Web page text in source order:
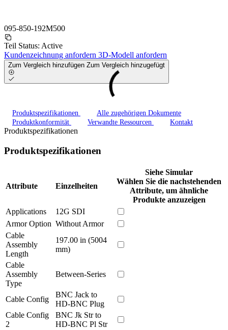
095-850-192M500
Teil Status: Active
Kundenzeichnung anfordern 3D-Modell anfordern
Zum Vergleich hinzufügen Zum Vergleich hinzugefügt
Produktspezifikationen
Alle zugehörigen Dokumente
Produktkonformität
Verwandte Ressourcen Kontakt
Produktspezifikationen
Produktspezifikationen
Attribute Einzelheiten
Siehe Simular
Wählen Sie die nachstehenden
Attribute, um ähnliche
Produkte anzuzeigen
Applications
12G SDI
Armor Option Without Armor
Cable
Assembly
Length
197.00 in (5004
mm)
Cable
Assembly
Type
Between-Series
Cable Config
BNC Jack to
HD-BNC Plug
Cable Config
2
BNC Jk Str to
HD-BNC Pl Str